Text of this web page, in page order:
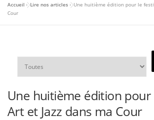
ACCUEIL
Accueil »Lire nos articles »Une huitième édition pour le
Cour
Une huitième édition pour
Art et Jazz dans ma Cour